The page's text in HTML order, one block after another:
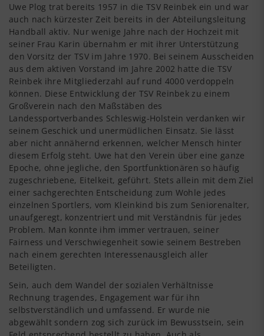
Uwe Plog trat bereits 1957 in die TSV Reinbek ein und war
auch nach kürzester Zeit bereits in der Abteilungsleitung
Handball aktiv. Nur wenige Jahre nach der Hochzeit mit
seiner Frau Karin übernahm er mit ihrer Unterstützung
den Vorsitz der TSV im Jahre 1970. Bei seinem Ausscheiden
aus dem aktiven Vorstand im Jahre 2002 hatte die TSV
Reinbek ihre Mitgliederzahl auf rund 4000 verdoppeln
können. Diese Entwicklung der TSV Reinbek zu einem
Großverein nach den Maßstäben des
Landessportverbandes Schleswig-Holstein verdanken wir
seinem Geschick und unermüdlichen Einsatz. Sie lässt
aber nicht annähernd erkennen, welcher Mensch hinter
diesem Erfolg steht. Uwe hat den Verein über eine ganze
Epoche, ohne jegliche, den Sportfunktionären so häufig
zugeschriebene, Eitelkeit, geführt. Stets allein mit dem Ziel
einer sachgerechten Entscheidung zum Wohle jedes
einzelnen Sportlers, vom Kleinkind bis zum Seniorenalter,
unaufgeregt, konzentriert und mit Verständnis für jedes
Problem. Man konnte ihm immer vertrauen, seiner
Fairness und Verschwiegenheit sowie seinem Bestreben
nach einem gerechten Interessenausgleich aller
Beteiligten.
Sein, auch dem Wandel der sozialen Verhältnisse
Rechnung tragendes, Engagement war für ihn
selbstverständlich und umfassend. Er wurde nie
abgewählt sondern zog sich zurück im Bewusstsein, sein